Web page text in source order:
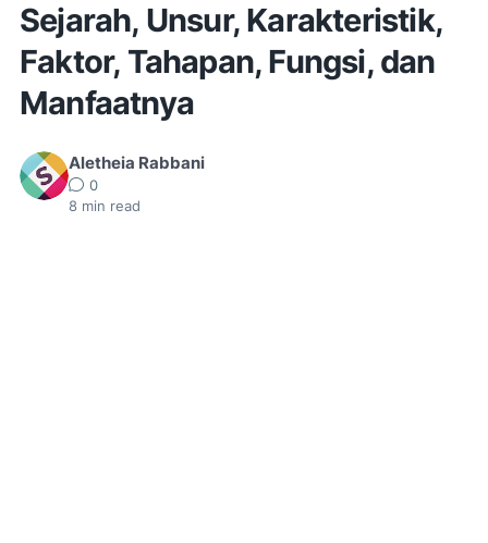
Sejarah, Unsur, Karakteristik,
Faktor, Tahapan, Fungsi, dan
Manfaatnya
Aletheia Rabbani
0
8 min read